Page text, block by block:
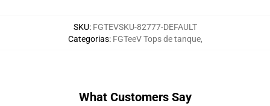
SKU: FGTEVSKU-82777-DEFAULT
Categorias: FGTeeV Tops de tanque,
What Customers Say